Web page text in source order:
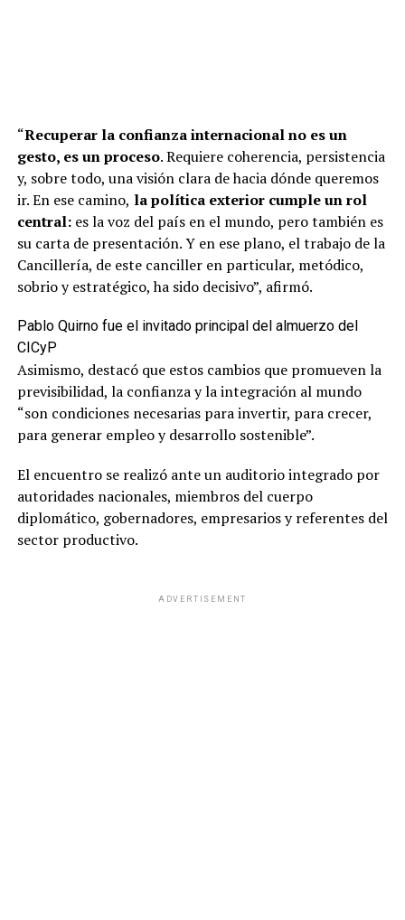
“Recuperar la confianza internacional no es un
gesto, es un proceso. Requiere coherencia, persistencia
y, sobre todo, una visión clara de hacia dónde queremos
ir. En ese camino, la política exterior cumple un rol
central:es la voz del país en el mundo, pero también es
su carta de presentación. Y en ese plano, el trabajo de la
Cancillería, de este canciller en particular, metódico,
sobrio y estratégico, ha sido decisivo”, afirmó.
Pablo Quirno fue el invitado principal del almuerzo del
CICyP
Asimismo, destacó que estos cambios que promueven la
previsibilidad, la confianza y la integración al mundo
“son condiciones necesarias para invertir, para crecer,
para generar empleo y desarrollo sostenible”.
El encuentro se realizó ante un auditorio integrado por
autoridades nacionales, miembros del cuerpo
diplomático, gobernadores, empresarios y referentes del
sector productivo.
ADVERTISEMENT